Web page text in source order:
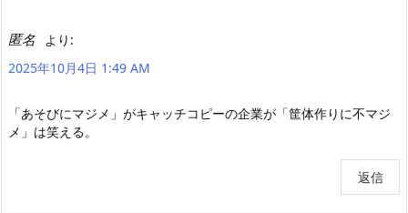
匿名 より:
2025年10月4日 1:49 AM
「あそびにマジメ」がキャッチコピーの企業が「筐体作りに不マジ
メ」は笑える。
返信